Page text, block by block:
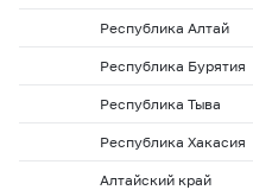
Республика Алтай
Республика Бурятия
Республика Тыва
Республика Хакасия
Алтайский край